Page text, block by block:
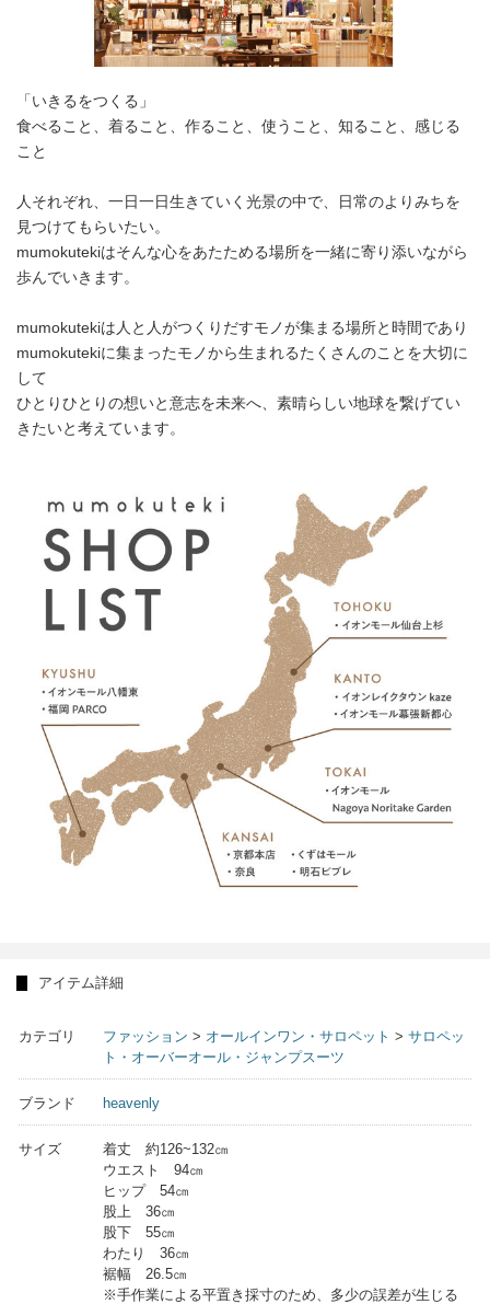
「いきるをつくる」
食べること、着ること、作ること、使うこと、知ること、感じる
こと
人それぞれ、一日一日生きていく光景の中で、日常のよりみちを
見つけてもらいたい。
mumokutekiはそんな心をあたためる場所を一緒に寄り添いながら
歩んでいきます。
mumokutekiは人と人がつくりだすモノが集まる場所と時間であり
mumokutekiに集まったモノから生まれるたくさんのことを大切に
して
ひとりひとりの想いと意志を未来へ、素晴らしい地球を繋げてい
きたいと考えています。
アイテム詳細
カテゴリ ファッション > オールインワン・サロペット > サロペッ
ト・オーバーオール・ジャンプスーツ
ブランド heavenly
サイズ
着丈 約126~132㎝
ウエスト 94㎝
ヒップ 54㎝
股上 36㎝
股下 55㎝
わたり 36㎝
裾幅 26.5㎝
※手作業による平置き採寸のため、多少の誤差が生じる